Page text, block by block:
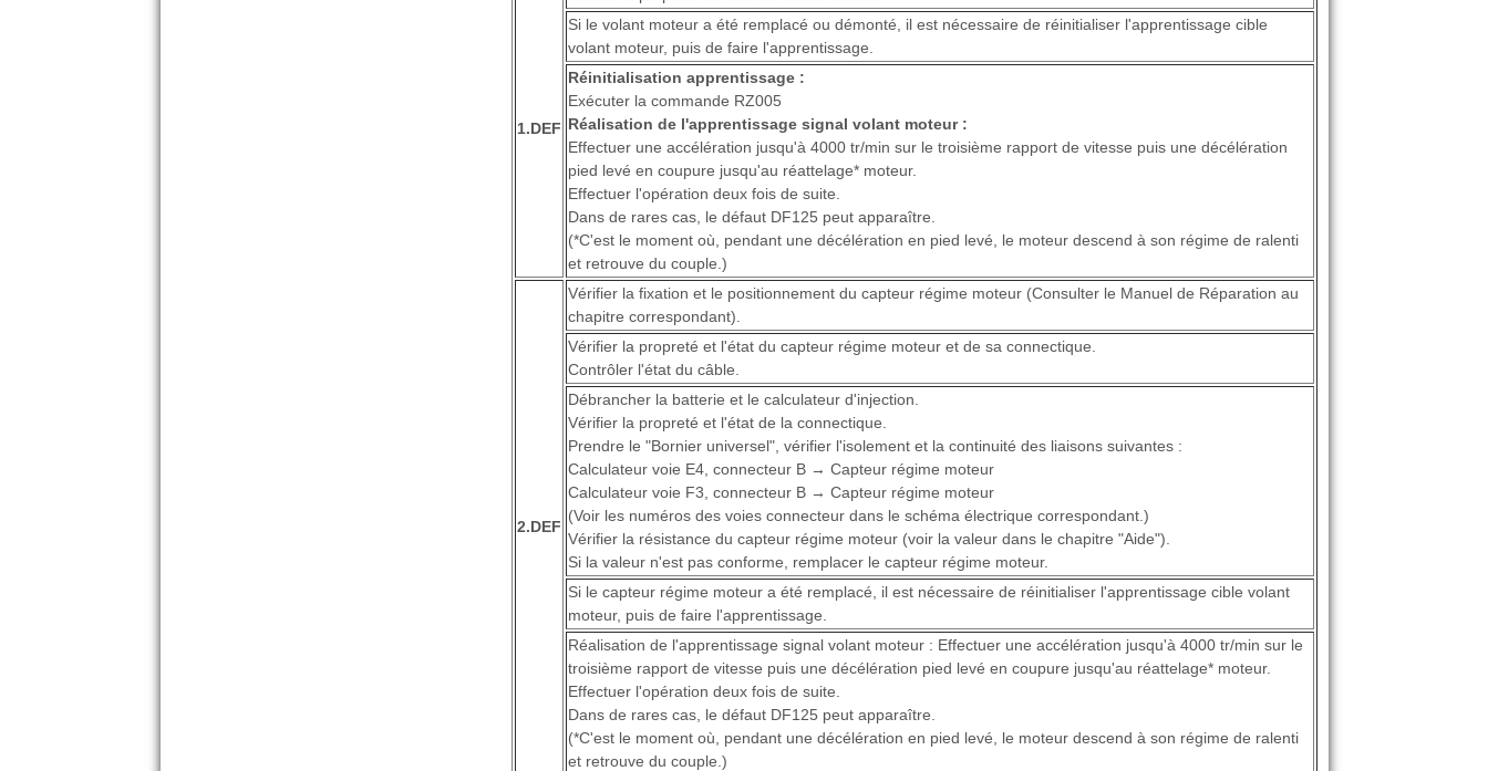
1.DEF
Si le volant moteur a été remplacé ou démonté, il est nécessaire de réinitialiser l'apprentissage cible
volant moteur, puis de faire l'apprentissage.
Réinitialisation apprentissage :
Exécuter la commande RZ005
Réalisation de l'apprentissage signal volant moteur :
Effectuer une accélération jusqu'à 4000 tr/min sur le troisième rapport de vitesse puis une décélération
pied levé en coupure jusqu'au réattelage* moteur.
Effectuer l'opération deux fois de suite.
Dans de rares cas, le défaut DF125 peut apparaître.
(*C'est le moment où, pendant une décélération en pied levé, le moteur descend à son régime de ralenti
et retrouve du couple.)
2.DEF
Vérifier la fixation et le positionnement du capteur régime moteur (Consulter le Manuel de Réparation au
chapitre correspondant).
Vérifier la propreté et l'état du capteur régime moteur et de sa connectique.
Contrôler l'état du câble.
Débrancher la batterie et le calculateur d'injection.
Vérifier la propreté et l'état de la connectique.
Prendre le "Bornier universel", vérifier l'isolement et la continuité des liaisons suivantes :
Calculateur voie E4, connecteur B → Capteur régime moteur
Calculateur voie F3, connecteur B → Capteur régime moteur
(Voir les numéros des voies connecteur dans le schéma électrique correspondant.)
Vérifier la résistance du capteur régime moteur (voir la valeur dans le chapitre "Aide").
Si la valeur n'est pas conforme, remplacer le capteur régime moteur.
Si le capteur régime moteur a été remplacé, il est nécessaire de réinitialiser l'apprentissage cible volant
moteur, puis de faire l'apprentissage.
Réalisation de l'apprentissage signal volant moteur : Effectuer une accélération jusqu'à 4000 tr/min sur le
troisième rapport de vitesse puis une décélération pied levé en coupure jusqu'au réattelage* moteur.
Effectuer l'opération deux fois de suite.
Dans de rares cas, le défaut DF125 peut apparaître.
(*C'est le moment où, pendant une décélération en pied levé, le moteur descend à son régime de ralenti
et retrouve du couple.)